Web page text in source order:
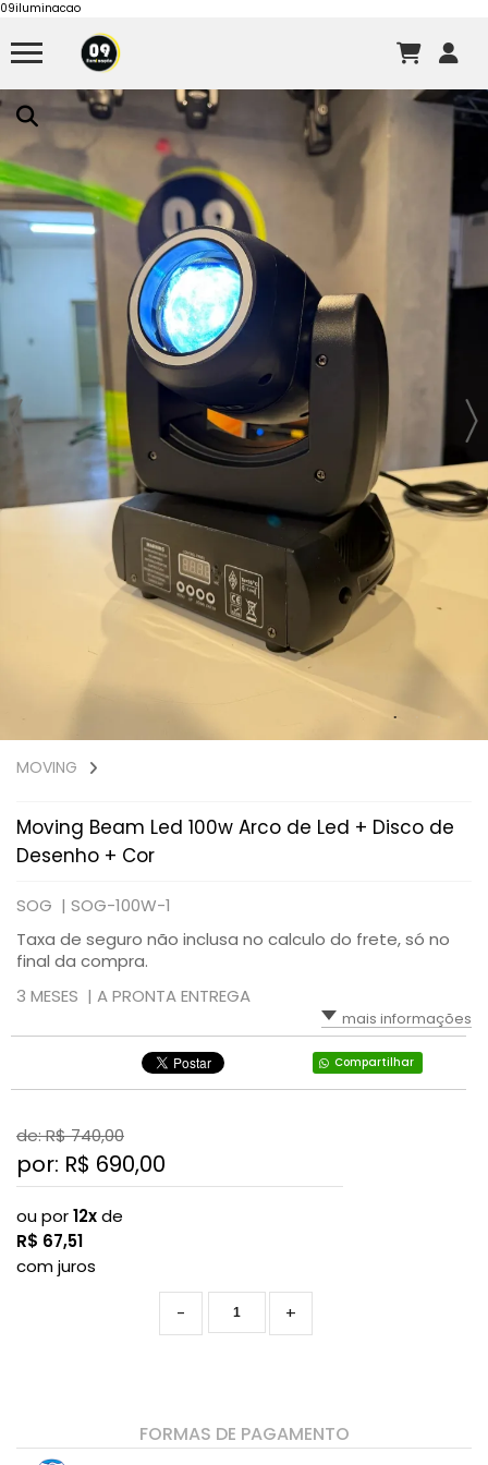
09iluminacao
MOVING
Moving Beam Led 100w Arco de Led + Disco de
Desenho + Cor
SOG | SOG-100W-1
Taxa de seguro não inclusa no calculo do frete, só no
final da compra.
3 MESES | A PRONTA ENTREGA
mais informações
Compartilhar
de: R$740,00
por: R$ 690,00
ou por12xde
R$ 67,51
com juros
+
-
FORMAS DE PAGAMENTO